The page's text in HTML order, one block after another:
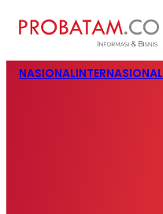
NASIONALINTERNASIONAL